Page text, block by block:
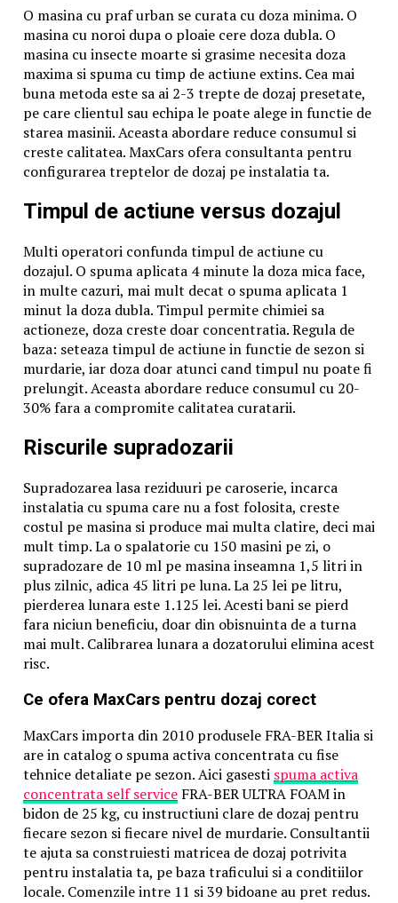
Plecând de modelul polonez, invocat anterior,
fundamentat în parte pe nevoia socială de a supune,
în sfârșit, unei analize judiciare fenomenul
Holocaustului în România (fenomen în cadrul căruia
au fost exterminați milioane de oameni pentru simplul
fapt că aparțineau unor etnii), putem să constatăm că
acest groaznic fenomen s-a manifestat și în țara
noastră, sens în care datele istorice “ne vorbesc” de
Pogromul de la București, Pogromul de la Iași, s.a.m.d.
Un raport al Serviciului Special de Informații din 23
iulie 1943, elaborat pe baza listelor decedaților
întocmite în cadrul sinagogilor din Iași și citat de dr.
Radu Ioanid a acreditat cifra de 13.266 de victime.
Raportul final al Comisiei Internaționale pentru
Studierea Holocaustului în România, arată că în
timpul pogromului au fost uciși 14.850 de evrei.
Cu privire la fenomenul holocaustului, din datele
istorice, rezultă că el s-a putut naște pe fondul
propagandei diferitelor sisteme politice privind ura de
rasă. În trecut dar și în prezent, propagarea urii de
rasă nu a fost altceva decât poarta de intrare spre
Holocaust sau scânteia care a produs cel mai mare
dezastru umanitar din epoca modernă a omenirii.
Victimele mișcărilor studentesti (1956)
În anul 1956, ca urmare a unor mișcări de protest
desfășurate la Budapesta – Ungaria, la Timișoara, și
ulterior la București, au avut loc mișcări de protest ale
studenților împotriva regimului comunist. La
Timișoara au fost reținuti inițial 2.000 de studenți,
care protestaseră împotriva regimului totalitar
comunist. Din rândul acestora au fost arestați câțiva
zeci de studenți identificați drept așa ziși inițiatori și
organizatori.
Procesele acestora s-au desfășurat în mare grabă și în
mare secret, cu încălcarea flagrantă a principiilor
dreptului internațional, astfel că, întemnițarea
studenților datorită credinței lor politice reprezintă
de fapt săvârșirea infracțiunii contra umanității, în
varianta normativă conținută de art. 439, alin. 1, lit. i).
Victimele ale revoltelor muncitorești (1977, 1981 și
1987)
Centralizarea economică a creat mari nemulțumiri în
rândul muncitorilor care erau obligați să presteze un
număr mai mare de zile pentru îndeplinirea planului
inclusiv sâmbăta și duminica. Mai mult decât atât
muncitorii erau nemulțumiți și de reducerea retribuției
O masina cu praf urban se curata cu doza minima. O
masina cu noroi dupa o ploaie cere doza dubla. O
masina cu insecte moarte si grasime necesita doza
maxima si spuma cu timp de actiune extins. Cea mai
buna metoda este sa ai 2-3 trepte de dozaj presetate,
pe care clientul sau echipa le poate alege in functie de
starea masinii. Aceasta abordare reduce consumul si
creste calitatea. MaxCars ofera consultanta pentru
configurarea treptelor de dozaj pe instalatia ta.
Timpul de actiune versus dozajul
Multi operatori confunda timpul de actiune cu
dozajul. O spuma aplicata 4 minute la doza mica face,
in multe cazuri, mai mult decat o spuma aplicata 1
minut la doza dubla. Timpul permite chimiei sa
actioneze, doza creste doar concentratia. Regula de
baza: seteaza timpul de actiune in functie de sezon si
murdarie, iar doza doar atunci cand timpul nu poate fi
prelungit. Aceasta abordare reduce consumul cu 20-
30% fara a compromite calitatea curatarii.
Riscurile supradozarii
Supradozarea lasa reziduuri pe caroserie, incarca
instalatia cu spuma care nu a fost folosita, creste
costul pe masina si produce mai multa clatire, deci mai
mult timp. La o spalatorie cu 150 masini pe zi, o
supradozare de 10 ml pe masina inseamna 1,5 litri in
plus zilnic, adica 45 litri pe luna. La 25 lei pe litru,
pierderea lunara este 1.125 lei. Acesti bani se pierd
fara niciun beneficiu, doar din obisnuinta de a turna
mai mult. Calibrarea lunara a dozatorului elimina acest
risc.
Ce ofera MaxCars pentru dozaj corect
MaxCars importa din 2010 produsele FRA-BER Italia si
are in catalog o spuma activa concentrata cu fise
tehnice detaliate pe sezon. Aici gasesti spuma activa
concentrata self serviceFRA-BER ULTRA FOAM in
bidon de 25 kg, cu instructiuni clare de dozaj pentru
fiecare sezon si fiecare nivel de murdarie. Consultantii
te ajuta sa construiesti matricea de dozaj potrivita
pentru instalatia ta, pe baza traficului si a conditiilor
locale. Comenzile intre 11 si 39 bidoane au pret redus.